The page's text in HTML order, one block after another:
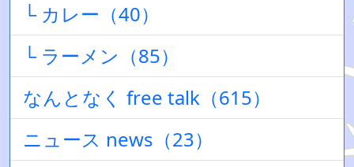
└ カレー（40）
└ ラーメン（85）
なんとなく free talk（615）
ニュース news（23）